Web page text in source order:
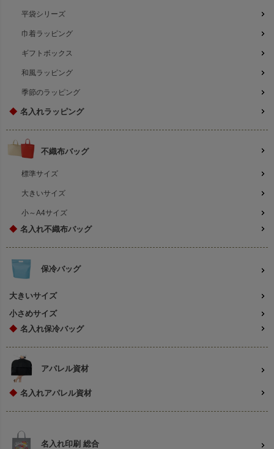
平袋シリーズ
巾着ラッピング
ギフトボックス
和風ラッピング
季節のラッピング
◆ 名入れラッピング
不織布バッグ
標準サイズ
大きいサイズ
小～A4サイズ
◆ 名入れ不織布バッグ
保冷バッグ
大きいサイズ
小さめサイズ
◆ 名入れ保冷バッグ
アパレル資材
◆ 名入れアパレル資材
名入れ印刷 総合